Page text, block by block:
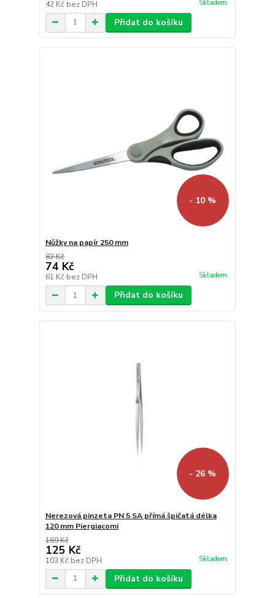
42 Kč bez DPH Skladem
Přidat do košíku
- 10 %
Nůžky na papír 250 mm
82 Kč
74 Kč
61 Kč bez DPH Skladem
Přidat do košíku
- 26 %
Nerezová pinzeta PN 5 SA přímá špičatá délka
120 mm Piergiacomi
169 Kč
125 Kč
103 Kč bez DPH Skladem
Přidat do košíku